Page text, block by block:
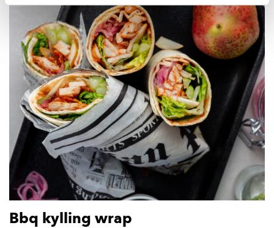
Bbq kylling wrap